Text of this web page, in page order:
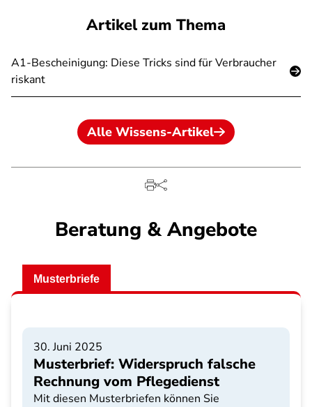
Artikel zum Thema
A1-Bescheinigung: Diese Tricks sind für Verbraucher
riskant
Alle Wissens-Artikel
Beratung & Angebote
Musterbriefe
30. Juni 2025
Musterbrief: Widerspruch falsche
Rechnung vom Pflegedienst
Mit diesen Musterbriefen können Sie